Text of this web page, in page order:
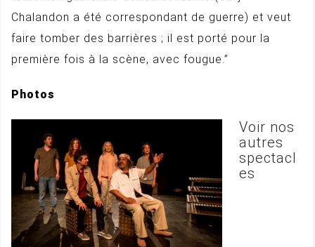
Chalandon a été correspondant de guerre) et veut
faire tomber des barrières ; il est porté pour la
première fois à la scène, avec fougue.”
Photos
Voir nos
autres
spectacl
es